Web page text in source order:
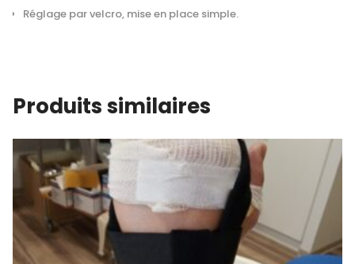
Réglage par velcro, mise en place simple.
Produits similaires